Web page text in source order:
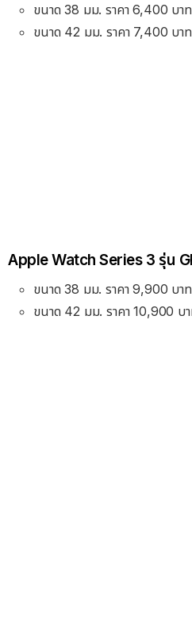
ขนาด 38 มม. ราคา 6,400 บา
ขนาด 42 มม. ราคา 7,400 บา
Apple Watch Series 3 รุ่น
ขนาด 38 มม. ราคา 9,900 บา
ขนาด 42 มม. ราคา 10,900 บ